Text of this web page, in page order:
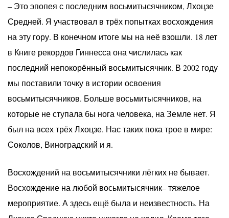
– Это эпопея с последним восьмитысячником, Лхоцзе
Средней. Я участвовал в трёх попытках восхождения
на эту гору. В конечном итоге мы на неё взошли. 18 лет
в Книге рекордов Гиннесса она числилась как
последний непокорённый восьмитысячник. В 2002 году
мы поставили точку в истории освоения
восьмитысячников. Больше восьмитысячников, на
которые не ступала бы нога человека, на Земле нет. Я
был на всех трёх Лхоцзе. Нас таких пока трое в мире:
Соколов, Виноградский и я.
Восхождений на восьмитысячники лёгких не бывает.
Восхождение на любой восьмитысячник– тяжелое
мероприятие. А здесь ещё была и неизвестность. На